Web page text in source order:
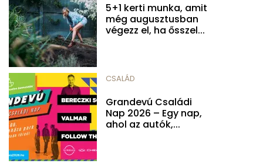
5+1 kerti munka, amit
még augusztusban
végezz el, ha ősszel...
CSALÁD
Grandevú Családi
Nap 2026 – Egy nap,
ahol az autók,...